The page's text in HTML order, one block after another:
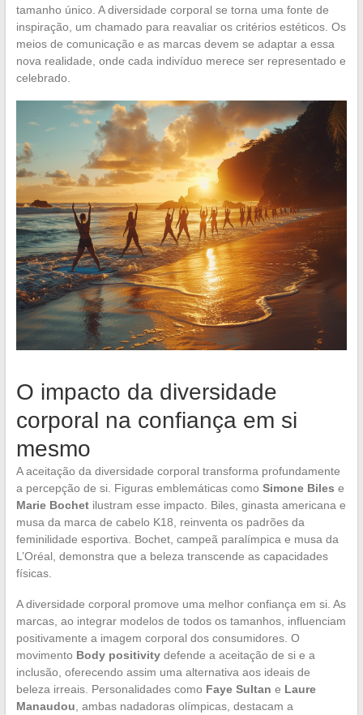
tamanho único. A diversidade corporal se torna uma fonte de
inspiração, um chamado para reavaliar os critérios estéticos. Os
meios de comunicação e as marcas devem se adaptar a essa
nova realidade, onde cada indivíduo merece ser representado e
celebrado.
O impacto da diversidade
corporal na confiança em si
mesmo
A aceitação da diversidade corporal transforma profundamente
a percepção de si. Figuras emblemáticas como Simone Biles e
Marie Bochetilustram esse impacto. Biles, ginasta americana e
musa da marca de cabelo K18, reinventa os padrões da
feminilidade esportiva. Bochet, campeã paralímpica e musa da
L’Oréal, demonstra que a beleza transcende as capacidades
físicas.
A diversidade corporal promove uma melhor confiança em si. As
marcas, ao integrar modelos de todos os tamanhos, influenciam
positivamente a imagem corporal dos consumidores. O
movimento Body positivitydefende a aceitação de si e a
inclusão, oferecendo assim uma alternativa aos ideais de
beleza irreais. Personalidades como Faye Sultan e Laure
Manaudou , ambas nadadoras olímpicas, destacam a